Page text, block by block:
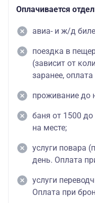
Оплачивается
авиа- и ж/д
поездка в
(зависит от
заранее, оплата
проживание до
баня от 1500
на месте;
услуги повара
день. Оплата
услуги
Оплата при